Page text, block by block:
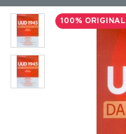
100% ORIGINAL